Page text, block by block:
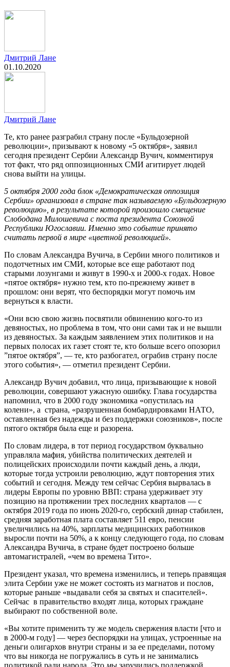
Дмитрий Лане
01.10.2020
Дмитрий Лане
Те, кто ранее разграбил страну после «Бульдозерной
революции», призывают к новому «5 октября», заявил
сегодня президент Сербии Александр Вучич, комментируя
тот факт, что ряд оппозиционных СМИ агитирует людей
снова выйти на улицы.
5 октября 2000 года блок «Демократическая оппозиция
Сербии» организовал в стране так называемую «Бульдозерную
революцию», в результате которой произошло смещение
Слободана Милошевича с поста президента Союзной
Республики Югославии. Именно это событие принято
считать первой в мире «цветной революцией».
По словам Александра Вучича, в Сербии много политиков и
подотчетных им СМИ, которые все еще работают под
старыми лозунгами и живут в 1990-х и 2000-х годах. Новое
«пятое октября» нужно тем, кто по-прежнему живет в
прошлом: они верят, что беспорядки могут помочь им
вернуться к власти.
«Они всю свою жизнь посвятили обвинению кого-то из
девяностых, но проблема в том, что они сами так и не вышли
из девяностых. За каждым заявлением этих политиков и на
первых полосах их газет стоят те, кто больше всего опозорил
”пятое октября”, — те, кто разбогател, ограбив страну после
этого события», — отметил президент Сербии.
Александр Вучич добавил, что лица, призывающие к новой
революции, совершают ​​ужасную ошибку. Глава государства
напомнил, что в 2000 году экономика «опустилась на
колени», а страна, «разрушенная бомбардировками НАТО,
оставленная без надежды и без поддержки союзников», после
пятого октября была еще и разорена.
По словам лидера, в тот период государством буквально
управляла мафия, убийства политических деятелей и
полицейских происходили почти каждый день, а люди,
которые тогда устроили революцию, ждут повторения этих
событий и сегодня. Между тем сейчас Сербия вырвалась в
лидеры Европы по уровню ВВП: страна удерживает эту
позицию на протяжении трех последних кварталов — с
октября 2019 года по июнь 2020-го, сербский динар стабилен,
средняя заработная плата составляет 511 евро, пенсии
увеличились на 40%, зарплаты медицинских работников
выросли почти на 50%, а к концу следующего года, по словам
Александра Вучича, в стране будет построено больше
автомагистралей, «чем во времена Тито».
Президент указал, что времена изменились, и теперь правящая
элита Сербии уже не может состоять из магнатов и послов,
которые раньше «выдавали себя за святых и спасителей».
Сейчас в правительство входят лица, которых граждане
выбирают по собственной воле.
«Вы хотите применить ту ​​же модель свержения власти [что и
в 2000-м году] — через беспорядки на улицах, устроенные на
деньги олигархов внутри страны и за ее пределами, потому
что вы никогда не погружались в суть и не занимались
политикой ради народа. Это мы заручились поддержкой